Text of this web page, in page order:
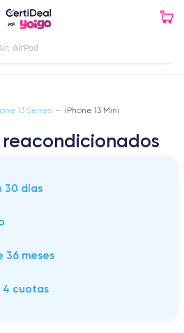
13 Series — iPhone 13 Mini
reacondicionados
30 días
36 meses
4 cuotas